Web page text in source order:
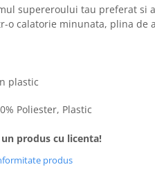
supereroului tau preferat si
o calatorie minunata, plina de
plastic
Poliester, Plastic
produs cu licenta!
produs